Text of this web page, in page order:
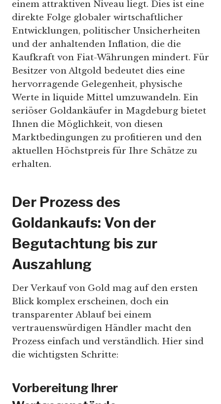
einem attraktiven Niveau liegt. Dies ist eine
direkte Folge globaler wirtschaftlicher
Entwicklungen, politischer Unsicherheiten
und der anhaltenden Inflation, die die
Kaufkraft von Fiat-Währungen mindert. Für
Besitzer von Altgold bedeutet dies eine
hervorragende Gelegenheit, physische
Werte in liquide Mittel umzuwandeln. Ein
seriöser Goldankäufer in Magdeburg bietet
Ihnen die Möglichkeit, von diesen
Marktbedingungen zu profitieren und den
aktuellen Höchstpreis für Ihre Schätze zu
erhalten.
Der Prozess des
Goldankaufs: Von der
Begutachtung bis zur
Auszahlung
Der Verkauf von Gold mag auf den ersten
Blick komplex erscheinen, doch ein
transparenter Ablauf bei einem
vertrauenswürdigen Händler macht den
Prozess einfach und verständlich. Hier sind
die wichtigsten Schritte:
Vorbereitung Ihrer